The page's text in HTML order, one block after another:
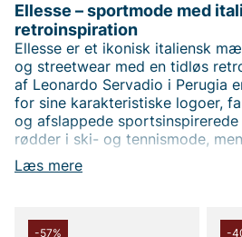
Læs mere
Ellesse – sportmode med
retroinspiration
Ellesse er et ikonisk italiensk
og streetwear med en tidløs
af Leonardo Servadio i Perugia
for sine karakteristiske logoer,
og afslappede
rødder i ski- og tennismode,
et populært livsstilsbrand, der
verden over.
Klassiske plagg fra
-57% -